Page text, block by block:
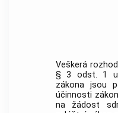
Veškerá
§ 3 odst. 1
zákona jsou
účinnosti
na žádost